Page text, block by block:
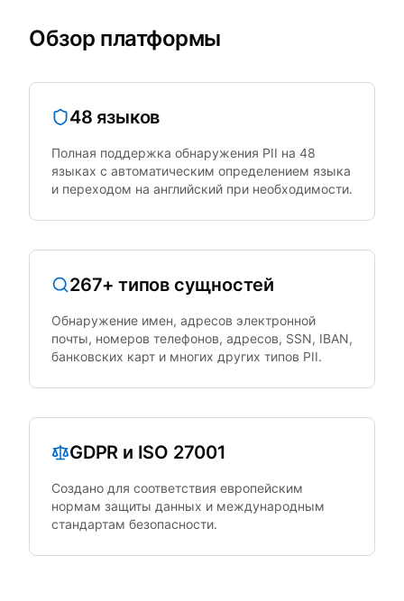
Обзор платформы
48 языков
Полная поддержка обнаружения PII на 48
языках с автоматическим определением языка
и переходом на английский при необходимости.
267+ типов сущностей
Обнаружение имен, адресов электронной
почты, номеров телефонов, адресов, SSN, IBAN,
банковских карт и многих других типов PII.
GDPR и ISO 27001
Создано для соответствия европейским
нормам защиты данных и международным
стандартам безопасности.